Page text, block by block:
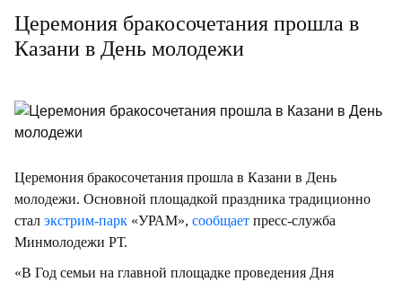
Церемония бракосочетания прошла в
Казани в День молодежи
Церемония бракосочетания прошла в Казани в День
молодежи. Основной площадкой праздника традиционно
стал экстрим-парк «УРАМ», сообщает пресс-служба
Минмолодежи РТ.
«В Год семьи на главной площадке проведения Дня